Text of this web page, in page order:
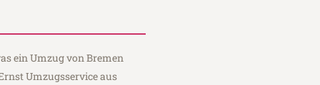
ein Umzug von Bremen
Umzugsservice aus